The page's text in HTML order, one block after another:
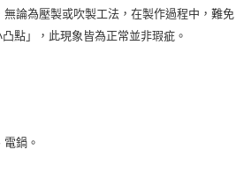
論為壓製或吹製工法，在製作過程中，難免
點」，此現象皆為正常並非瑕疵。
鍋。